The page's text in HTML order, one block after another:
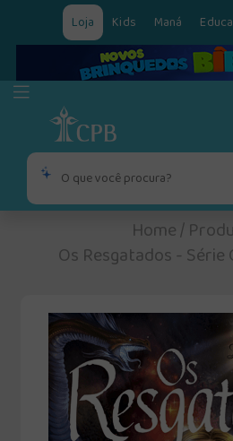
Loja Kids Maná
Home/
Os Resgatados - Série